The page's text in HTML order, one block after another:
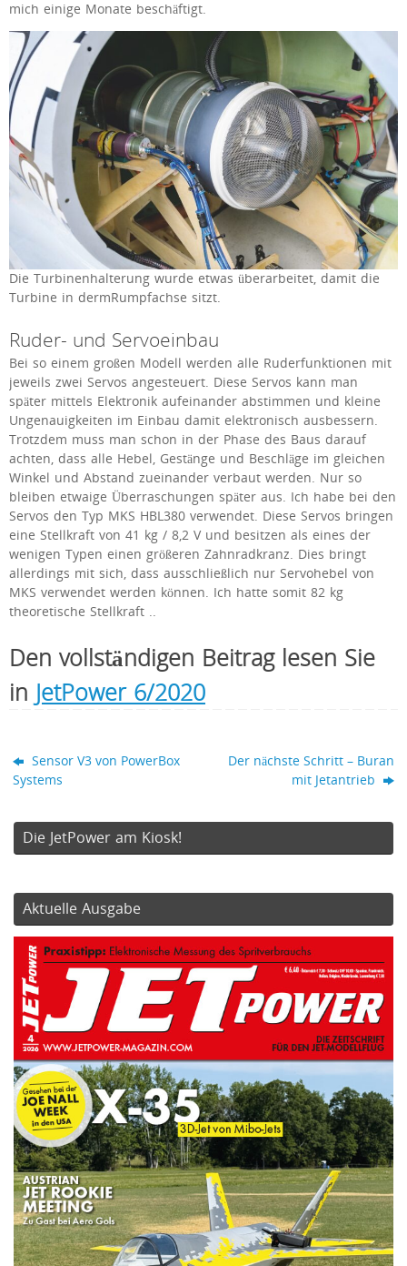
mich einige Monate beschäftigt.
Die Turbinenhalterung wurde etwas überarbeitet, damit die
Turbine in dermRumpfachse sitzt.
Ruder- und Servoeinbau
Bei so einem großen Modell werden alle Ruderfunktionen mit
jeweils zwei Servos angesteuert. Diese Servos kann man
später mittels Elektronik aufeinander abstimmen und kleine
Ungenauigkeiten im Einbau damit elektronisch ausbessern.
Trotzdem muss man schon in der Phase des Baus darauf
achten, dass alle Hebel, Gestänge und Beschläge im gleichen
Winkel und Abstand zueinander verbaut werden. Nur so
bleiben etwaige Überraschungen später aus. Ich habe bei den
Servos den Typ MKS HBL380 verwendet. Diese Servos bringen
eine Stellkraft von 41 kg / 8,2 V und besitzen als eines der
wenigen Typen einen größeren Zahnradkranz. Dies bringt
allerdings mit sich, dass ausschließlich nur Servohebel von
MKS verwendet werden können. Ich hatte somit 82 kg
theoretische Stellkraft ..
Den vollständigen Beitrag lesen Sie
in JetPower 6/2020
Sensor V3 von PowerBox
Systems
Der nächste Schritt – Buran
mit Jetantrieb
Die JetPower am Kiosk!
Aktuelle Ausgabe